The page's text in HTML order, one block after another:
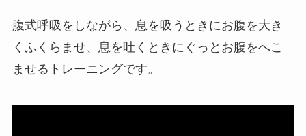
腹式呼吸をしながら、息を吸うときにお腹を大き
くふくらませ、息を吐くときにぐっとお腹をへこ
ませるトレーニングです。